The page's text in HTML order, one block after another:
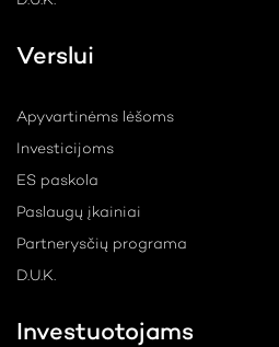
Verslui
Apyvartinėms lėšoms
Investicijoms
ES paskola
Paslaugų įkainiai
Partnerysčių programa
D.U.K.
Investuotojams